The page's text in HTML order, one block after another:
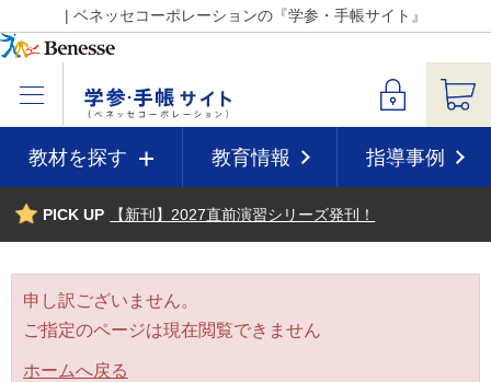
| ベネッセコーポレーションの『学参・手帳サイト』
教材を探す 教育情報 指導事例
PICK UP 【新刊】2027直前演習シリーズ発刊！
申し訳ございません。
ご指定のページは現在閲覧できません
ホームへ戻る